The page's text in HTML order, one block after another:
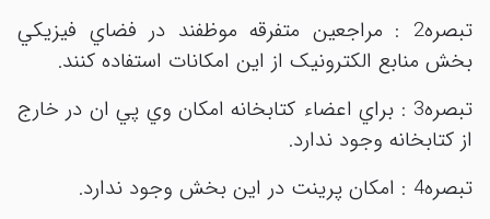
تبصره2 : مراجعين متفرقه موظفند در فضاي فيزيکي
بخش منابع الکترونيک از اين امکانات استفاده کنند.
تبصره3 : براي اعضاء کتابخانه امکان وي پي ان در خارج
از کتابخانه وجود ندارد.
تبصره4 : امکان پرينت در اين بخش وجود ندارد.